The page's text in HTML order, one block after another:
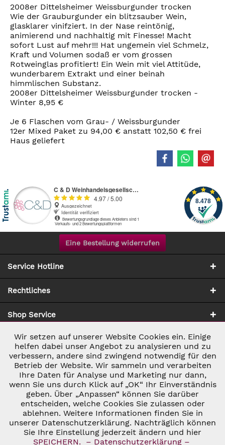
2008er Dittelsheimer Weissburgunder trocken
Wie der Grauburgunder ein blitzsauber Wein,
glasklarer vinifziert. In der Nase reintönig,
animierend und nachhaltig mit Finesse! Macht
sofort Lust auf mehr!!! Hat ungemein viel Schmelz,
Kraft und Volumen sodaß er vom grossen
Rotweinglas profitiert! Ein Wein mit viel Attitüde,
wunderbarem Extrakt und einer beinah
himmlischen Substanz.
2008er Dittelsheimer Weissburgunder trocken -
Winter 8,95 €
Je 6 Flaschen vom Grau- / Weissburgunder
12er Mixed Paket zu 94,00 € anstatt 102,50 € frei
Haus geliefert
Eine Bestellung widerrufen
Service Hotline
Rechtliches
Shop Service
Zahlung & Versand
* ALLE PREISE INKL. GESETZL. UMSATZSTEUER ZZGL.
VERSANDKOSTEN
UND GGF. NACHNAHMEGEBÜHREN, WENN NICHT
ANDERS BESCHRIEBEN
© 2026 C&D WEINHANDEL - ALL RIGHTS RESERVED. THEME BY
Notwendig Aktiv
Marketing Inaktiv
Tracking Inaktiv
Personalisierung Inaktiv
Wir setzen auf unserer Website Cookies ein. Einige
helfen dabei unser Angebot zu analysieren und zu
verbessern, andere sind zwingend notwendig für den
Betrieb der Website. Wir sammeln und verarbeiten
Ihre Daten für Analyse und Marketing nur dann,
wenn Sie uns durch Klick auf „OK“ Ihr Einverständnis
geben. Über „Anpassen“ können Sie darüber
entscheiden, welche Cookies Sie zulassen oder
ablehnen. Weitere Informationen finden Sie in
unserer Datenschutzerklärung. Nachträglich können
Sie Ihre Einstellung jederzeit ändern und hier
SPEICHERN.
– Datenschutzerklärung –